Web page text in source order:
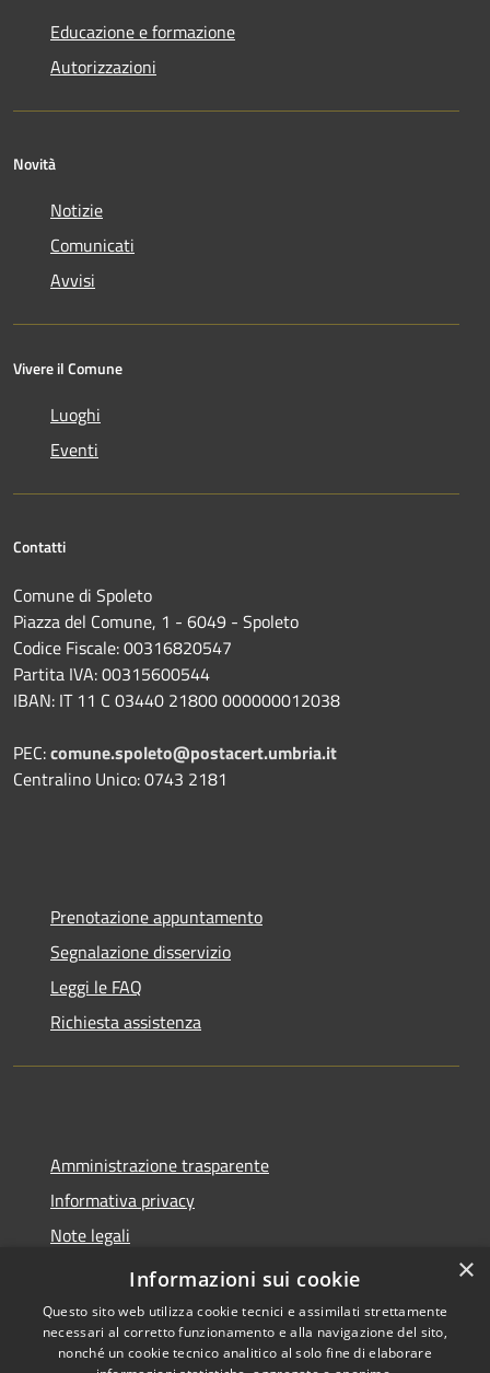
Educazione e formazione
Autorizzazioni
Novità
Notizie
Comunicati
Avvisi
Vivere il Comune
Luoghi
Eventi
Contatti
Comune di Spoleto
Piazza del Comune, 1 - 6049 - Spoleto
Codice Fiscale: 00316820547
Partita IVA: 00315600544
IBAN: IT 11 C 03440 21800 000000012038
PEC:comune.spoleto@postacert.umbria.it
Centralino Unico: 0743 2181
Prenotazione appuntamento
Segnalazione disservizio
Leggi le FAQ
Richiesta assistenza
Amministrazione trasparente
Informativa privacy
Note legali
Dichiarazione di accessibilità
×
Informazioni sui cookie
Questo sito web utilizza cookie tecnici e assimilati strettamente
necessari al corretto funzionamento e alla navigazione del sito,
nonché un cookie tecnico analitico al solo fine di elaborare